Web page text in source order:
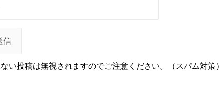
い投稿は無視されますのでご注意ください。（スパム対策）